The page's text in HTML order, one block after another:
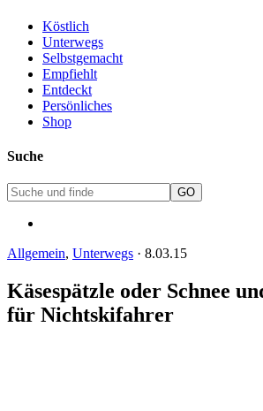
Köstlich
Unterwegs
Selbstgemacht
Empfiehlt
Entdeckt
Persönliches
Shop
Suche
Allgemein, Unterwegs · 8.03.15
Käsespätzle oder Schnee
für Nichtskifahrer